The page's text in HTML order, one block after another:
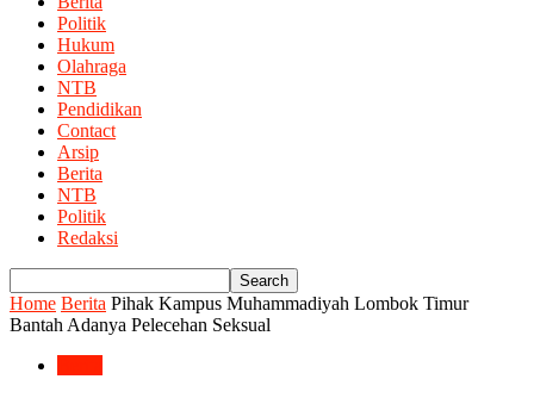
Politik
Hukum
Olahraga
NTB
Pendidikan
Contact
Arsip
Berita
NTB
Politik
Redaksi
Home Berita Pihak Kampus Muhammadiyah Lombok Timur
Bantah Adanya Pelecehan Seksual